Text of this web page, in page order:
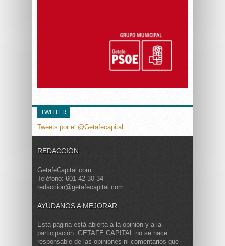
TWITTER
Tweets por el @Getafecapital.
REDACCIÓN
GetafeCapital.com
Teléfono: 601 42 30 34
redaccion@getafecapital.com
AYÚDANOS A MEJORAR
Esta página está abierta a la opinión y a la
participación. GETAFE CAPITAL no se hace
responsable de las opiniones ni comentarios que